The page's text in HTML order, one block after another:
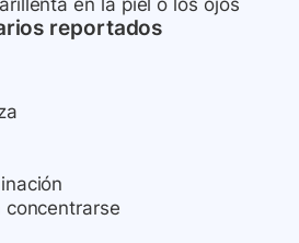
en la piel o los ojos
reportados